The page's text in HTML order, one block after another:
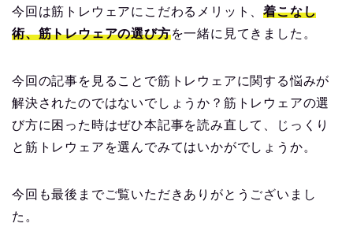
今回は筋トレウェアにこだわるメリット、着こなし
術、筋トレウェアの選び方を一緒に見てきました。
今回の記事を見ることで筋トレウェアに関する悩みが
解決されたのではないでしょうか？筋トレウェアの選
び方に困った時はぜひ本記事を読み直して、じっくり
と筋トレウェアを選んでみてはいかがでしょうか。
今回も最後までご覧いただきありがとうございまし
た。